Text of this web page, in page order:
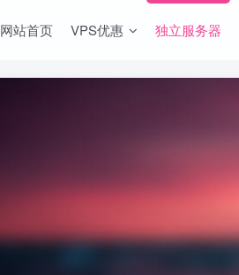
网站首页 VPS优惠 独立服务器